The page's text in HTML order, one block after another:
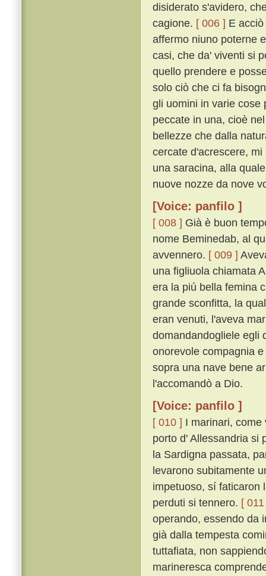
disiderato s'avidero,
cagione. [ 006 ] E
affermo niuno poterne
casi, che da' viventi si
quello prendere e
solo ciò che ci fa
gli uomini in varie cose
peccate in una, cioè
bellezze che dalla
cercate d'acrescere,
una saracina, alla
nuove nozze da nove
[Voice: panfilo ]
[ 008 ] Già è buon
nome Beminedab, al
avvennero. [ 009 ]
una figliuola chiamata
era la piú bella femina
grande sconfitta, la
eran venuti, l'aveva
domandandogliele egli
onorevole compagnia
sopra una nave bene
l'accomandò a Dio.
[Voice: panfilo ]
[ 010 ] I marinari,
porto d' Allessandria si
la Sardigna passata,
levarono subitamente
impetuoso, sí faticaron
perduti si tennero. [
operando, essendo da
già dalla tempesta
tuttafiata, non
marineresca